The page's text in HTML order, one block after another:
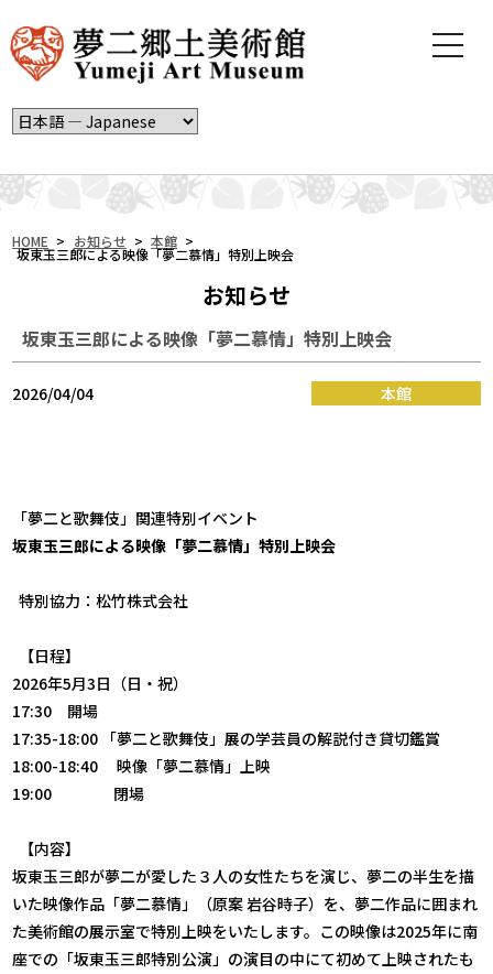
t
n
HOME > お知らせ > 本館 >
坂東玉三郎による映像「夢二慕情」特別上映会
お知らせ
坂東玉三郎による映像「夢二慕情」特別上映会
2026/04/04 本館
「夢二と歌舞伎」関連特別イベント
坂東玉三郎による映像「夢二慕情」特別上映会
特別協力：松竹株式会社
【日程】
2026年5月3日（日・祝）
17:30 開場
17:35-18:00 「夢二と歌舞伎」展の学芸員の解説付き貸切鑑賞
18:00-18:40 映像「夢二慕情」上映
19:00 閉場
【内容】
坂東玉三郎が夢二が愛した３人の女性たちを演じ、夢二の半生を描
いた映像作品「夢二慕情」（原案 岩谷時子）を、夢二作品に囲まれ
た美術館の展示室で特別上映をいたします。この映像は2025年に南
座での「坂東玉三郎特別公演」の演目の中にて初めて上映されたも